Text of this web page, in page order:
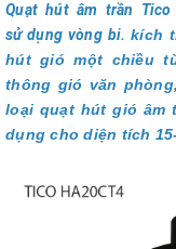
Quạt hút âm trần Tico
sử dụng vòng bi.kích
hút gió một chiều
thông gió văn
loại quạt hút gió âm
dụng cho diện tích